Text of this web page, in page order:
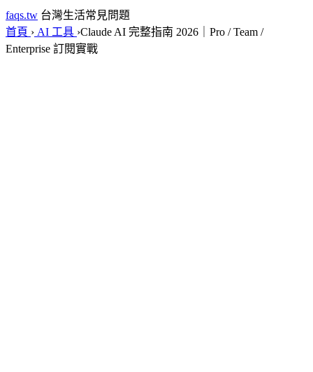
faqs.tw 台灣生活常見問題
首頁 › AI 工具 ›Claude AI 完整指南 2026｜Pro / Team /
Enterprise 訂閱實戰